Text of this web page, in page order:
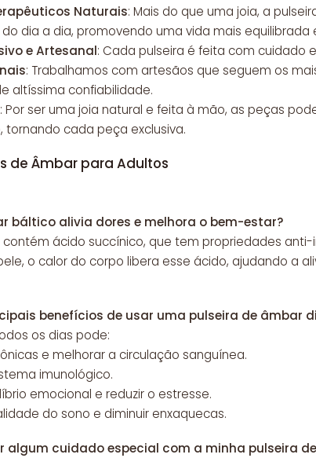
Naturais: Mais do que uma joia, a
dia a dia, promovendo uma vida mais equilibrada
e Artesanal: Cada pulseira é feita com cuidado
: Trabalhamos com artesãos que seguem os
altíssima confiabilidade.
: Por ser uma joia natural e feita à mão, as peças
tornando cada peça exclusiva.
de Âmbar para Adultos
báltico alivia dores e melhora o bem-estar?
ácido succínico, que tem propriedades
o calor do corpo libera esse ácido, ajudando a
benefícios de usar uma pulseira de âmbar
os dias pode:
e melhorar a circulação sanguínea.
imunológico.
emocional e reduzir o estresse.
do sono e diminuir enxaquecas.
algum cuidado especial com a minha pulseira